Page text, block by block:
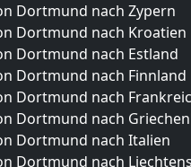
Dortmund nach Zypern
Dortmund nach Kroatien
Dortmund nach Estland
Dortmund nach Finnland
Dortmund nach
Dortmund nach
Dortmund nach Italien
Dortmund nach